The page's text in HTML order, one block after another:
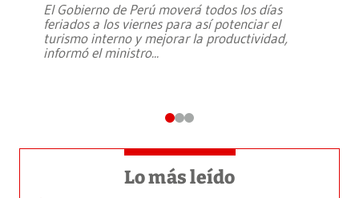
El Gobierno de Perú moverá todos los días
feriados a los viernes para así potenciar el
turismo interno y mejorar la productividad,
informó el ministro...
Lo más leído